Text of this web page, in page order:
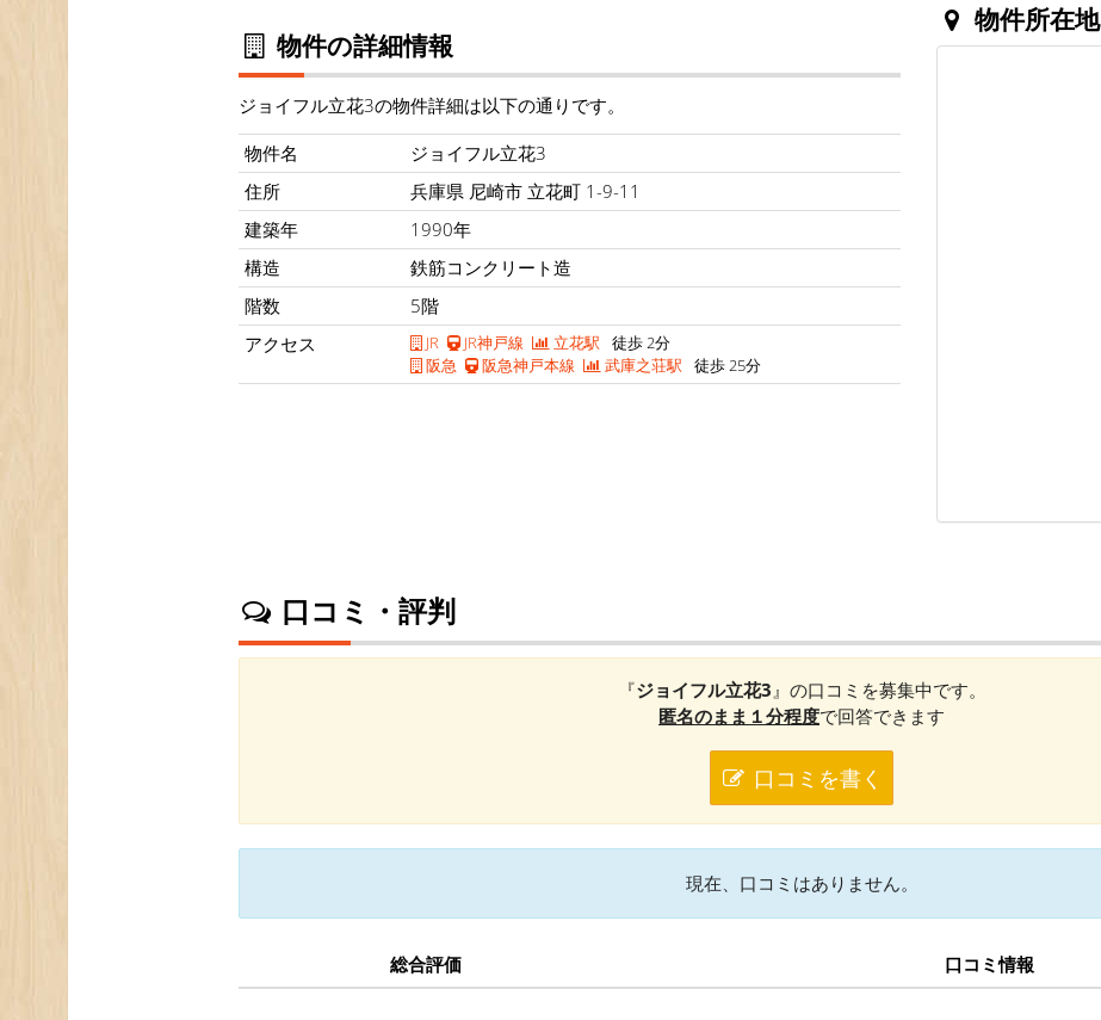
物件の詳細情報
ジョイフル立花3の物件詳細は以下の通りです。
物件名
ジョイフル立花3
住所
兵庫県 尼崎市 立花町 1-9-11
建築年
1990年
構造
鉄筋コンクリート造
階数
5階
アクセス
JR JR神戸線 立花駅 徒歩 2分
阪急
阪急神戸本線 武庫之荘駅 徒歩 25分
物件所在地
口コミ・評判
『ジョイフル立花3 』の口コミを募集中です。
匿名のまま１分程度で回答できます
口コミを書く
現在、口コミはありません。
総合評価 口コミ情報